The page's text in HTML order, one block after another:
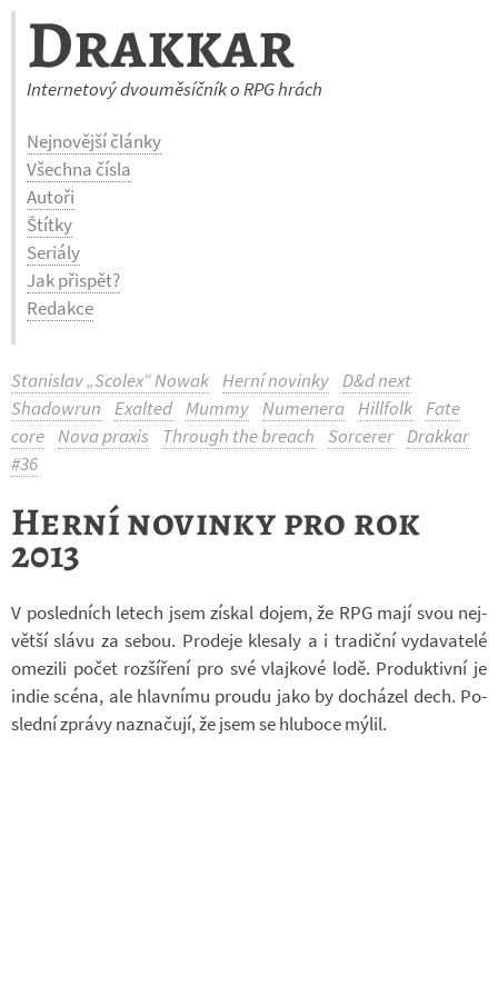
Drakkar
Internetový dvouměsíčník o RPG hrách
Nejnovější články
Všechna čísla
Autoři
Štítky
Seriály
Jak přispět?
Redakce
Stanislav „Scolex“ Nowak Herní novinky D&d next
Shadowrun Exalted Mummy Numenera Hillfolk Fate
core Nova praxis Through the breach Sorcerer Drakkar
#36
Herní novinky pro rok
2013
V po­sled­ních le­tech jsem zís­kal dojem, že RPG mají svou nej­
větší slávu za sebou. Pro­deje kle­saly a i tra­diční vy­da­va­telé
ome­zili počet roz­ší­ření pro své vlaj­kové lodě. Pro­duk­tivní je
indie scéna, ale hlav­nímu proudu jako by do­chá­zel dech. Po­
slední zprávy na­zna­čují, že jsem se hlu­boce mýlil.